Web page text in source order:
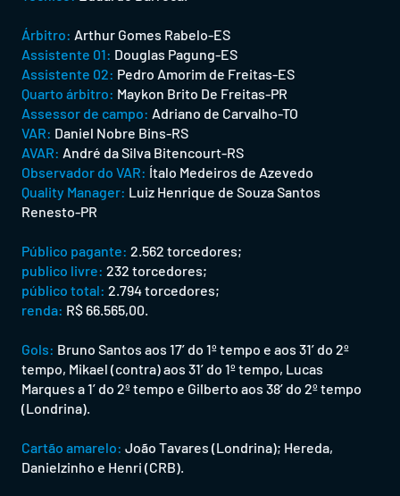
Árbitro: Arthur Gomes Rabelo-ES
Assistente 01: Douglas Pagung-ES
Assistente 02: Pedro Amorim de Freitas-ES
Quarto árbitro: Maykon Brito De Freitas-PR
Assessor de campo: Adriano de Carvalho-TO
VAR: Daniel Nobre Bins-RS
AVAR: André da Silva Bitencourt-RS
Observador do VAR: Ítalo Medeiros de Azevedo
Quality Manager: Luiz Henrique de Souza Santos
Renesto-PR
Público pagante: 2.562 torcedores;
publico livre: 232 torcedores;
público total: 2.794 torcedores;
renda: R$ 66.565,00.
Gols: Bruno Santos aos 17’ do 1º tempo e aos 31’ do 2º
tempo, Mikael (contra) aos 31’ do 1º tempo, Lucas
Marques a 1’ do 2º tempo e Gilberto aos 38’ do 2º tempo
(Londrina).
Cartão amarelo: João Tavares (Londrina); Hereda,
Danielzinho e Henri (CRB).